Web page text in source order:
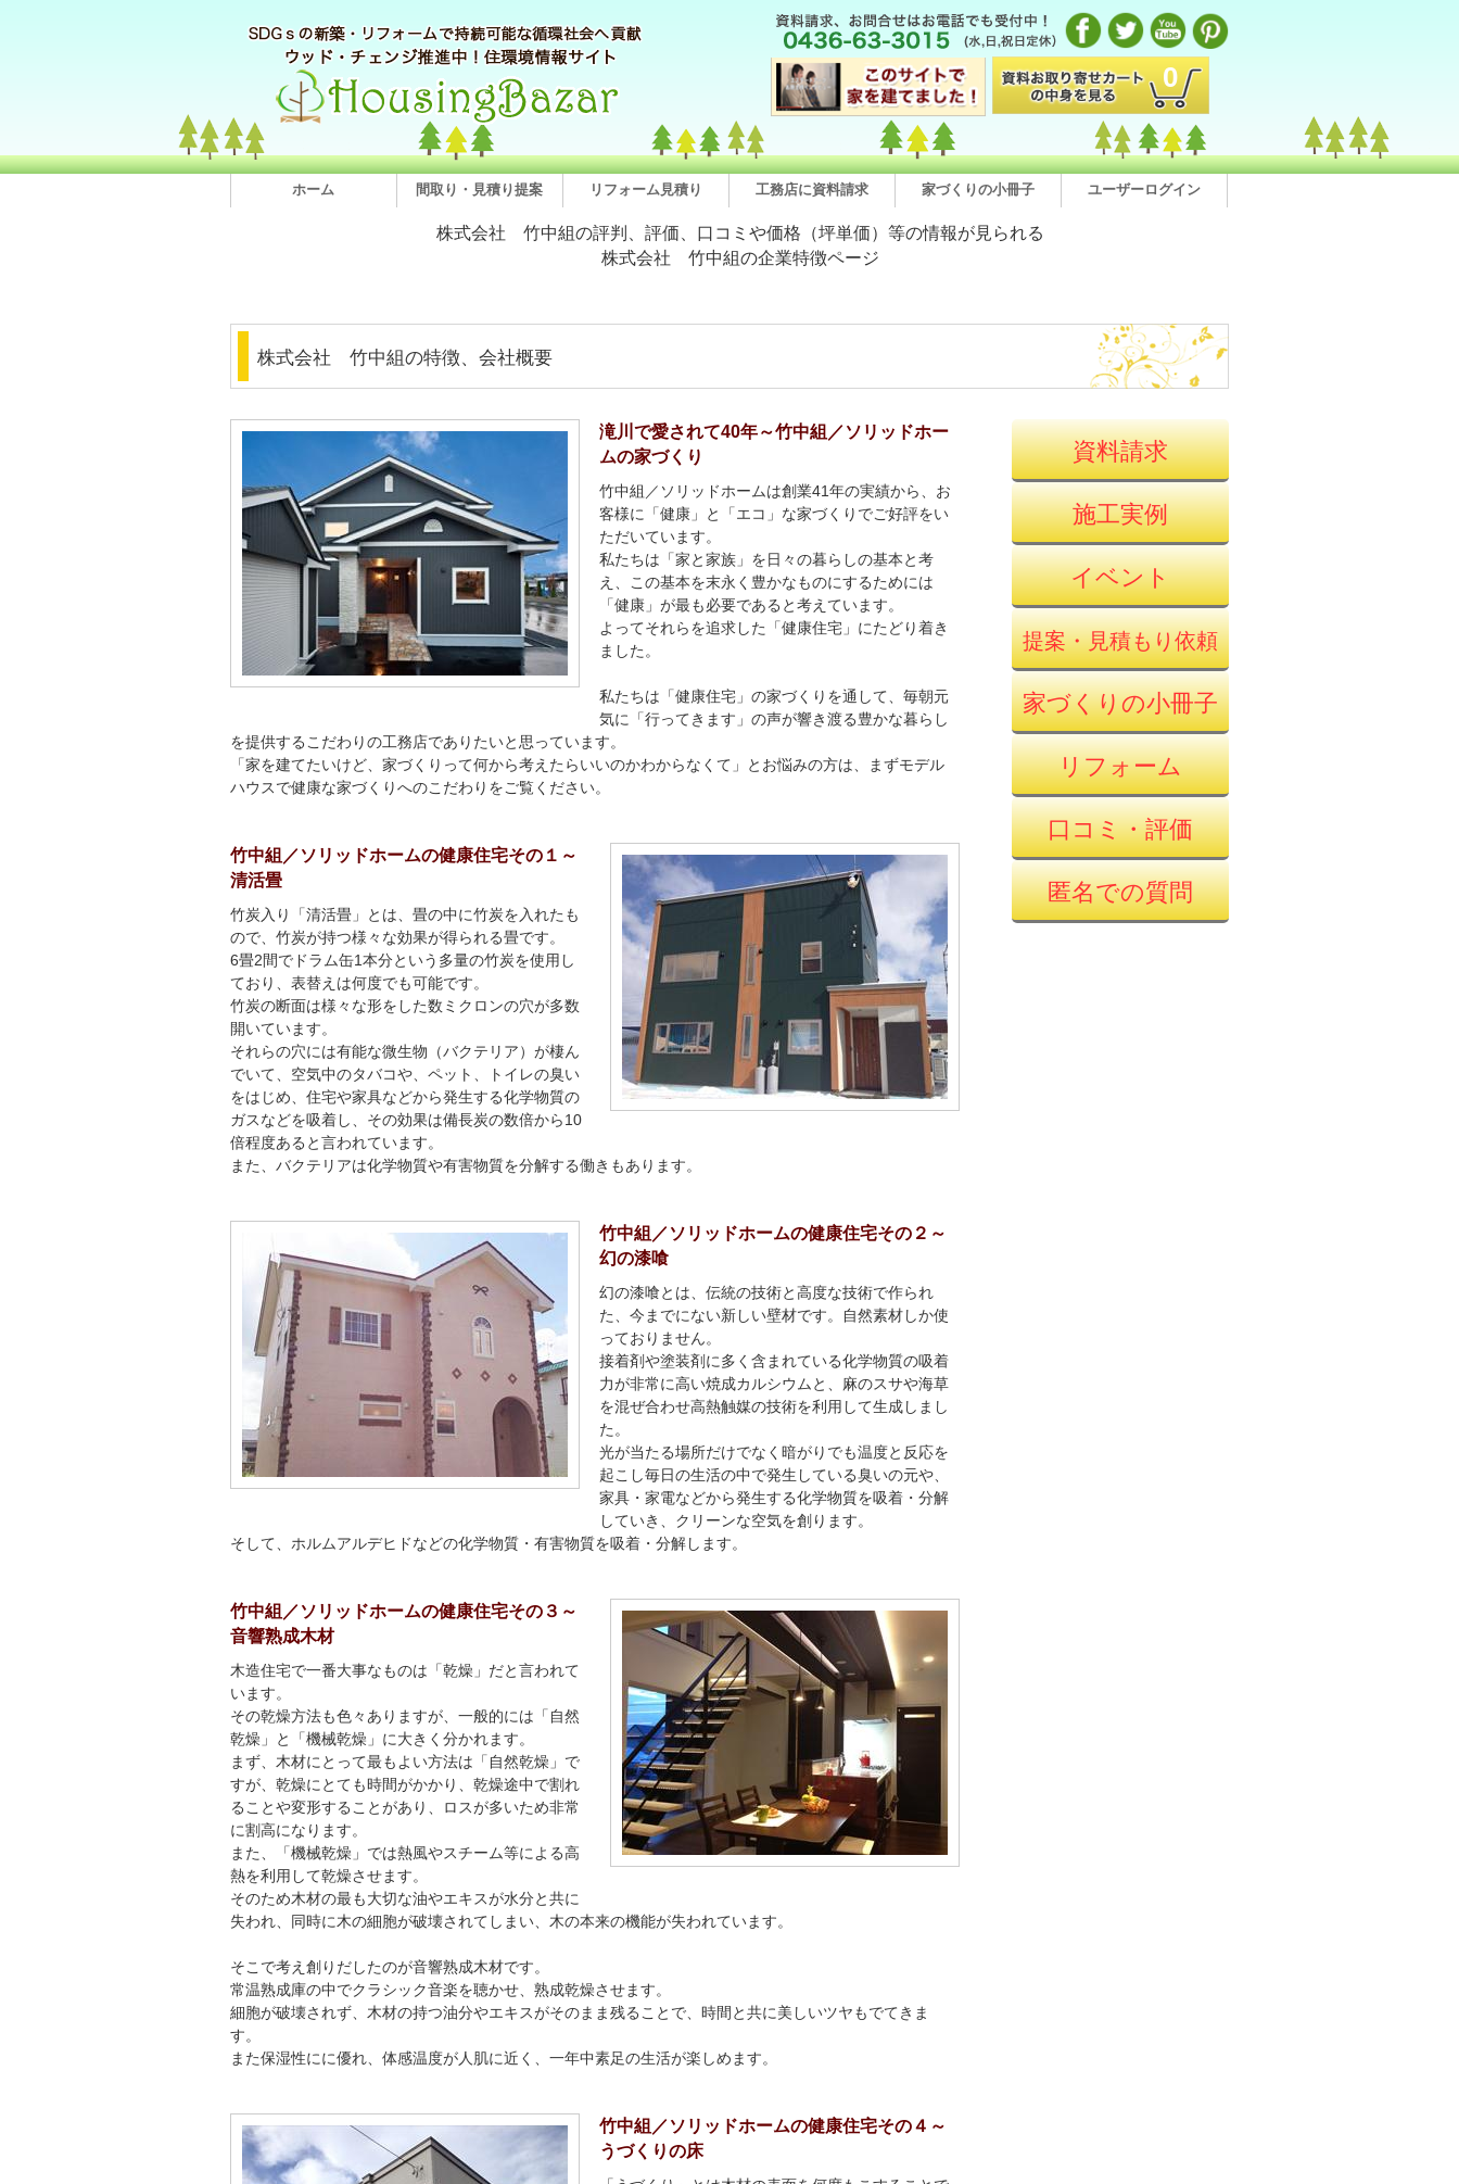
0
ホーム 間取り・見積り提案 リフォーム見積り 工務店に資料請求 家づくりの小冊子 ユーザーログイン
株式会社 竹中組の評判、評価、口コミや価格（坪単価）等の情報が見られる
株式会社 竹中組の企業特徴ページ
株式会社 竹中組の特徴、会社概要
滝川で愛されて40年～竹中組／ソリッドホー
ムの家づくり
竹中組／ソリッドホームは創業41年の実績から、お
客様に「健康」と「エコ」な家づくりでご好評をい
ただいています。
私たちは「家と家族」を日々の暮らしの基本と考
え、この基本を末永く豊かなものにするためには
「健康」が最も必要であると考えています。
よってそれらを追求した「健康住宅」にたどり着き
ました。
私たちは「健康住宅」の家づくりを通して、毎朝元
気に「行ってきます」の声が響き渡る豊かな暮らし
を提供するこだわりの工務店でありたいと思っています。
「家を建てたいけど、家づくりって何から考えたらいいのかわからなくて」とお悩みの方は、まずモデル
ハウスで健康な家づくりへのこだわりをご覧ください。
竹中組／ソリッドホームの健康住宅その１～
清活畳
竹炭入り「清活畳」とは、畳の中に竹炭を入れたも
ので、竹炭が持つ様々な効果が得られる畳です。
6畳2間でドラム缶1本分という多量の竹炭を使用し
ており、表替えは何度でも可能です。
竹炭の断面は様々な形をした数ミクロンの穴が多数
開いています。
それらの穴には有能な微生物（バクテリア）が棲ん
でいて、空気中のタバコや、ペット、トイレの臭い
をはじめ、住宅や家具などから発生する化学物質の
ガスなどを吸着し、その効果は備長炭の数倍から10
倍程度あると言われています。
また、バクテリアは化学物質や有害物質を分解する働きもあります。
竹中組／ソリッドホームの健康住宅その２～
幻の漆喰
幻の漆喰とは、伝統の技術と高度な技術で作られ
た、今までにない新しい壁材です。自然素材しか使
っておりません。
接着剤や塗装剤に多く含まれている化学物質の吸着
力が非常に高い焼成カルシウムと、麻のスサや海草
を混ぜ合わせ高熱触媒の技術を利用して生成しまし
た。
光が当たる場所だけでなく暗がりでも温度と反応を
起こし毎日の生活の中で発生している臭いの元や、
家具・家電などから発生する化学物質を吸着・分解
していき、クリーンな空気を創ります。
そして、ホルムアルデヒドなどの化学物質・有害物質を吸着・分解します。
竹中組／ソリッドホームの健康住宅その３～
音響熟成木材
木造住宅で一番大事なものは「乾燥」だと言われて
います。
その乾燥方法も色々ありますが、一般的には「自然
乾燥」と「機械乾燥」に大きく分かれます。
まず、木材にとって最もよい方法は「自然乾燥」で
すが、乾燥にとても時間がかかり、乾燥途中で割れ
ることや変形することがあり、ロスが多いため非常
に割高になります。
また、「機械乾燥」では熱風やスチーム等による高
熱を利用して乾燥させます。
そのため木材の最も大切な油やエキスが水分と共に
失われ、同時に木の細胞が破壊されてしまい、木の本来の機能が失われています。
そこで考え創りだしたのが音響熟成木材です。
常温熟成庫の中でクラシック音楽を聴かせ、熟成乾燥させます。
細胞が破壊されず、木材の持つ油分やエキスがそのまま残ることで、時間と共に美しいツヤもでてきま
す。
また保湿性にに優れ、体感温度が人肌に近く、一年中素足の生活が楽しめます。
竹中組／ソリッドホームの健康住宅その４～
うづくりの床
資料請求
施工実例
イベント
提案・見積もり依頼
家づくりの小冊子
リフォーム
口コミ・評価
匿名での質問